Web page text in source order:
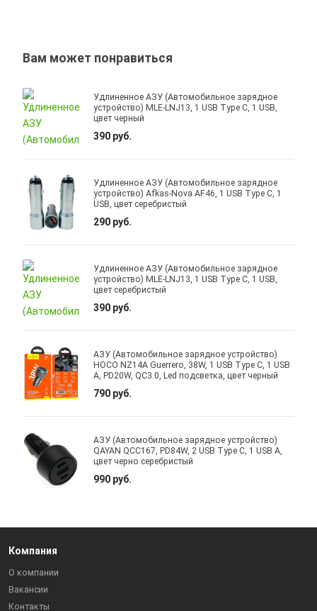
Вам может понравиться
Удлиненное АЗУ (Автомобильное зарядное
устройство) MLE-LNJ13, 1 USB Type C, 1 USB,
цвет черный
390 руб.
Удлиненное АЗУ (Автомобильное зарядное
устройство) Afkas-Nova AF46, 1 USB Type C, 1
USB, цвет серебристый
290 руб.
Удлиненное АЗУ (Автомобильное зарядное
устройство) MLE-LNJ13, 1 USB Type C, 1 USB,
цвет серебристый
390 руб.
АЗУ (Автомобильное зарядное устройство)
HOCO NZ14A Guerrero, 38W, 1 USB Type C, 1 USB
A, PD20W, QC3.0, Led подсветка, цвет черный
790 руб.
АЗУ (Автомобильное зарядное устройство)
QAYAN QCC167, PD84W, 2 USB Type C, 1 USB A,
цвет черно серебристый
990 руб.
Компания
О компании
Вакансии
Контакты